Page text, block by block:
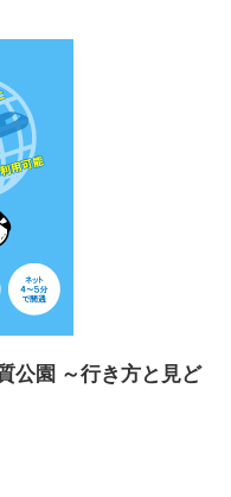
公園 ～行き方と見ど